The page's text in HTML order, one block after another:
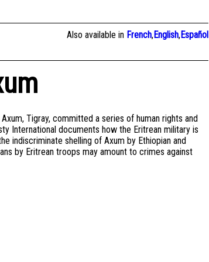
Also available in French,English,Español
Tigray, committed a series of human rights and
International documents how the Eritrean military is
indiscriminate shelling of Axum by Ethiopian and
by Eritrean troops may amount to crimes against